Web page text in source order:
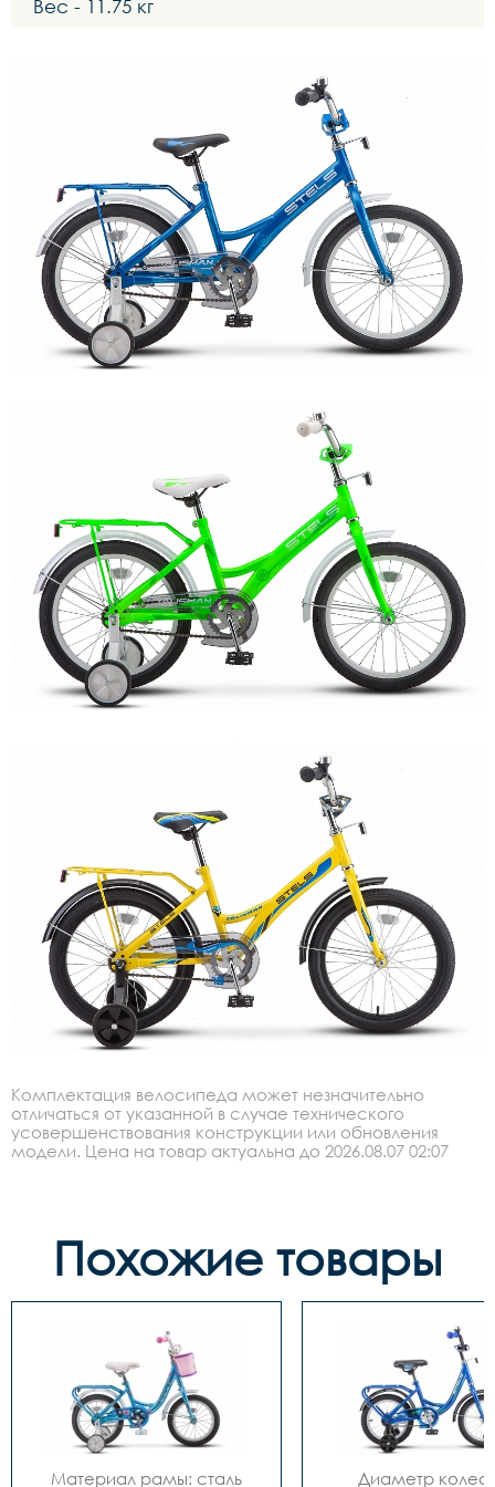
Вес - 11.75 кг
Комплектация велосипеда может незначительно
отличаться от указанной в случае технического
усовершенствования конструкции или обновления
модели. Цена на товар актуальна до 2026.08.07 02:07
Похожие товары
Материал рамы: сталь
Диаметр колес: